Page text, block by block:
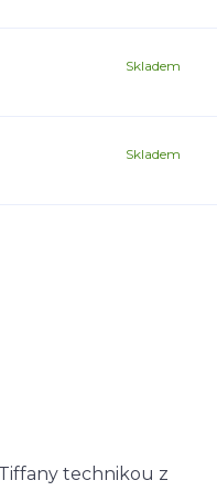
Skladem
Skladem
technikou z